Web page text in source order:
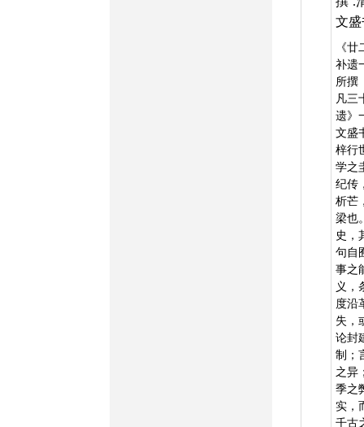
文
《
补遗
所撰
凡三
遗》
文盛
梓行
学之
纪传
析芒
梁也
史，
句自
事之
义，
度沿
失，
论封
制；
之异
季之
实，
千古